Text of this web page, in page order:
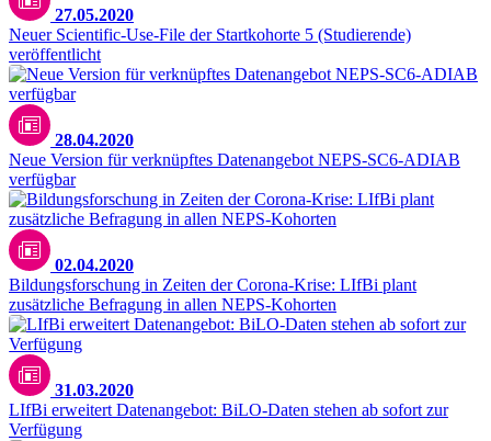
27.05.2020
Neuer Scientific-Use-File der Startkohorte 5 (Studierende)
veröffentlicht
28.04.2020
Neue Version für verknüpftes Datenangebot NEPS-SC6-ADIAB
verfügbar
02.04.2020
Bildungsforschung in Zeiten der Corona-Krise: LIfBi plant
zusätzliche Befragung in allen NEPS-Kohorten
31.03.2020
LIfBi erweitert Datenangebot: BiLO-Daten stehen ab sofort zur
Verfügung